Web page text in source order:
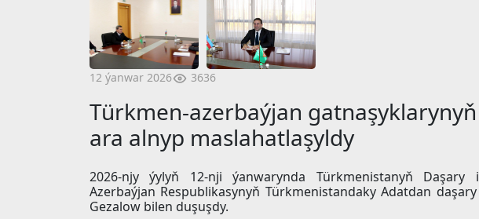
12 ýanwar 2026 3636
Türkmen-azerbaýjan
ara alnyp maslahatlaşyldy
2026-njy ýylyň 12-nji ýanwarynda Türkmenistanyň
Azerbaýjan Respublikasynyň Türkmenistandaky Adatdan
Gezalow bilen duşuşdy.